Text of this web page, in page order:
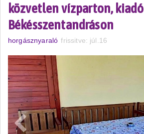
közvetlen vízparton, kiadó
Békésszentandráson
horgásznyaraló frissitve: júl.16